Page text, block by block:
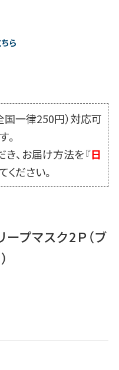
ら
国一律250円）対応可
。
、お届け方法を『日
ください。
プマスク2Ｐ（ブ